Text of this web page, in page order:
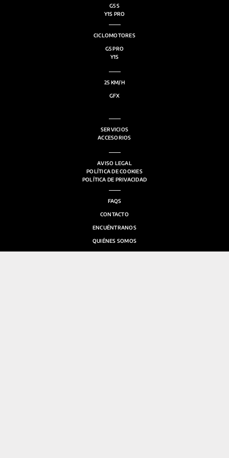
G5 S
Y1S PRO
CICLOMOTORES
G5 PRO
Y1S
25 KM/H
GFX
SERVICIOS
ACCESORIOS
AVISO LEGAL
POLÍTICA DE COOKIES
POLÍTICA DE PRIVACIDAD
FAQS
CONTACTO
ENCUÉNTRANOS
QUIÉNES SOMOS